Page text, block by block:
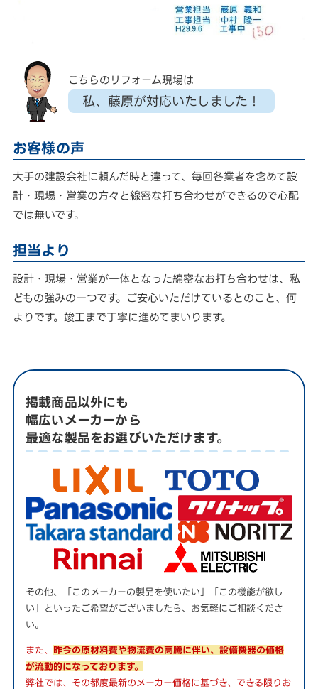
こちらのリフォーム現場は
私、藤原が対応いたしました！
お客様の声
大手の建設会社に頼んだ時と違って、毎回各業者を含めて設
計・現場・営業の方々と線密な打ち合わせができるので心配
では無いです。
担当より
設計・現場・営業が一体となった綿密なお打ち合わせは、私
どもの強みの一つです。ご安心いただけているとのこと、何
よりです。竣工まで丁寧に進めてまいります。
掲載商品以外にも
幅広いメーカーから
最適な製品をお選びいただけます。
その他、「このメーカーの製品を使いたい」「この機能が欲し
い」といったご希望がございましたら、お気軽にご相談くださ
い。
また、
昨今の原材料費や物流費の高騰に伴い、設備機器の価格
が流動的になっております。
弊社では、その都度最新のメーカー価格に基づき、できる限りお